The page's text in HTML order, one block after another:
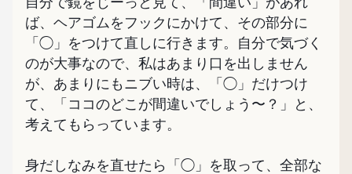
ば、ヘアゴムをフックにかけて、その部分に
「◯」をつけて直しに行きます。自分で気づく
のが大事なので、私はあまり口を出しません
が、あまりにもニブい時は、「◯」だけつけ
て、「ココのどこが間違いでしょう〜？」と、
考えてもらっています。
身だしなみを直せたら「◯」を取って、全部な